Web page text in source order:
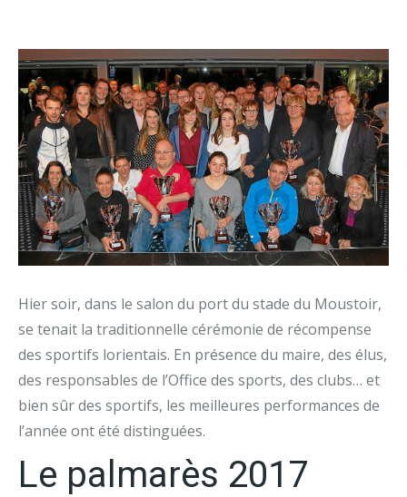
Hier soir, dans le salon du port du stade du Moustoir,
se tenait la traditionnelle cérémonie de récompense
des sportifs lorientais. En présence du maire, des élus,
des responsables de l’Office des sports, des clubs… et
bien sûr des sportifs, les meilleures performances de
l’année ont été distinguées.
Le palmarès 2017